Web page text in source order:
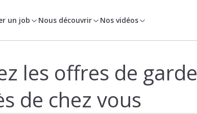
un job Nous découvrir Nos vidéos
les offres de garde
de chez vous